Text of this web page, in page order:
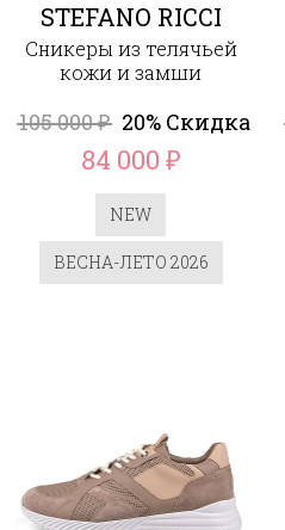
STEFANO RICCI
Сникеры из телячьей
кожи и замши
105 000₽ 20% Скидка
84 000 ₽
NEW
ВЕСНА-ЛЕТО 2026